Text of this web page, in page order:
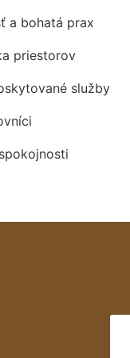
a bohatá prax
priestorov
služby